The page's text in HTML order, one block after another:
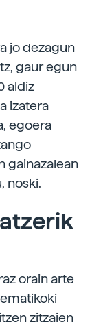
jo dezagun
gaur egun
aldiz
izatera
egoera
gainazalean
noski.
orain arte
zitzaien